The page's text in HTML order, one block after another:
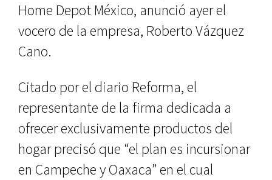
Home Depot México, anunció ayer el
vocero de la empresa, Rober­to Vázquez
Cano.
Citado por el diario Reforma, el
representante de la firma dedicada a
ofrecer exclusivamente productos del
hogar precisó que “el plan es in­cursionar
en Campeche y Oaxaca” en el cual